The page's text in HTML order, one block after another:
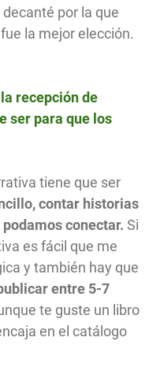
por la que
la mejor elección.
recepción de
ser para que los
tiene que ser
contar historias
conectar. Si
es fácil que me
y también hay que
entre 5-7
te guste un libro
en el catálogo